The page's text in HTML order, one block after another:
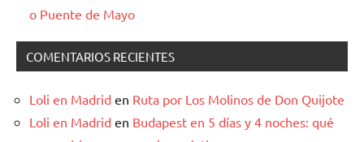
o Puente de Mayo
COMENTARIOS RECIENTES
Loli en Madrid en Ruta por Los Molinos de Don Quijote
Loli en Madrid en Budapest en 5 días y 4 noches: qué